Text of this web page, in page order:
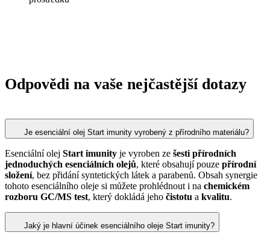
Odpovědi na vaše nejčastější dotazy
Je esenciální olej Start imunity vyrobený z přírodního materiálu?
Esenciální olej Start imunity je vyroben ze šesti přírodních
jednoduchých esenciálních olejů, které obsahují pouze přírodní
složení, bez přidání syntetických látek a parabenů. Obsah synergie
tohoto esenciálního oleje si můžete prohlédnout i na chemickém
rozboru GC/MS test, který dokládá jeho čistotu a kvalitu.
Jaký je hlavní účinek esenciálního oleje Start imunity?